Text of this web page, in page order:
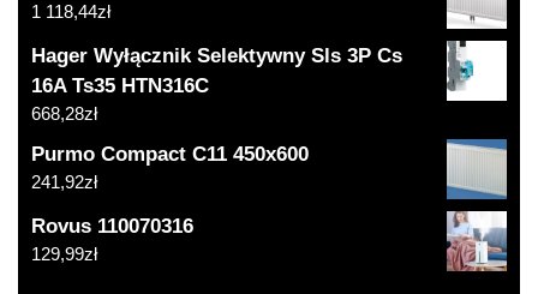
1 118,44zł
Hager Wyłącznik Selektywny Sls 3P Cs
16A Ts35 HTN316C
668,28zł
Purmo Compact C11 450x600
241,92zł
Rovus 110070316
129,99zł